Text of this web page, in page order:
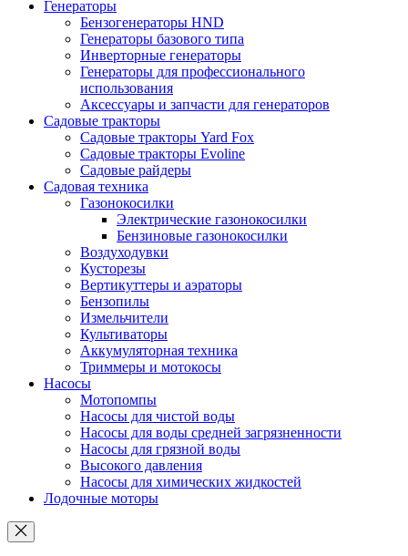
Генераторы
Бензогенераторы HND
Генераторы базового типа
Инверторные генераторы
Генераторы для профессионального
использования
Аксессуары и запчасти для генераторов
Садовые тракторы
Садовые тракторы Yard Fox
Садовые тракторы Evoline
Садовые райдеры
Садовая техника
Газонокосилки
Электрические газонокосилки
Бензиновые газонокосилки
Воздуходувки
Кусторезы
Вертикуттеры и аэраторы
Бензопилы
Измельчители
Культиваторы
Аккумуляторная техника
Триммеры и мотокосы
Насосы
Мотопомпы
Насосы для чистой воды
Насосы для воды средней загрязненности
Насосы для грязной воды
Высокого давления
Насосы для химических жидкостей
Лодочные моторы